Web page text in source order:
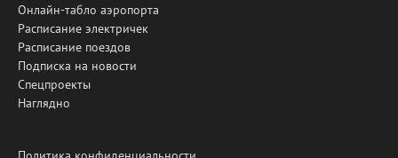
Онлайн-табло аэропорта
Расписание электричек
Расписание поездов
Подписка на новости
Спецпроекты
Наглядно